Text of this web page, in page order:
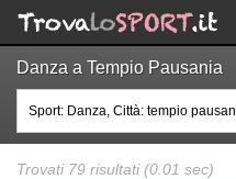
Danza a Tempio Pausania
Trovati 79 risultati (0.01 sec)